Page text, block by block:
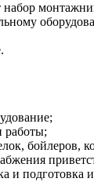
работы;
бойлеров,
и подготовка